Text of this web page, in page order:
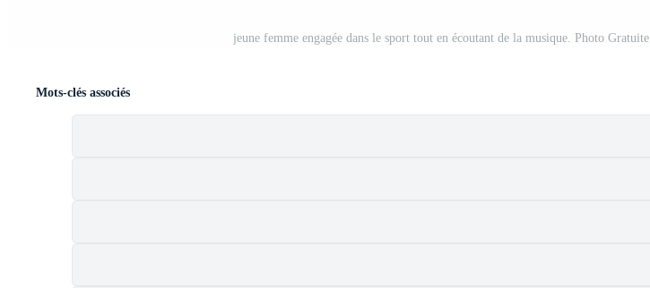
jeune femme engagée dans le sport tout en écoutant de la musique. Photo Gratuite
Mots-clés associés